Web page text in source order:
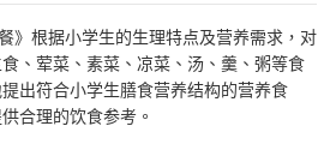
》根据小学生的生理特点及营养需求，对
、荤菜、素菜、凉菜、汤、羹、粥等食
出符合小学生膳食营养结构的营养食
合理的饮食参考。